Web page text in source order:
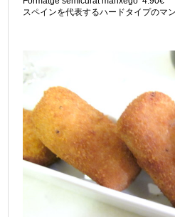
スペインを代表するハードタイプのマ